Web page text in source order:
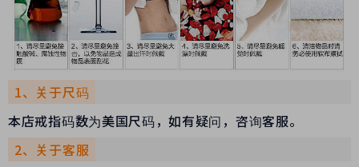
1、关于尺码
本店戒指码数为美国尺码，如有疑问，咨询客服。
2、关于客服